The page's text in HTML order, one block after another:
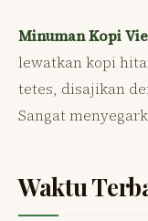
Minuman Kopi
lewatkan kopi
tetes, disajikan
Sangat
Waktu